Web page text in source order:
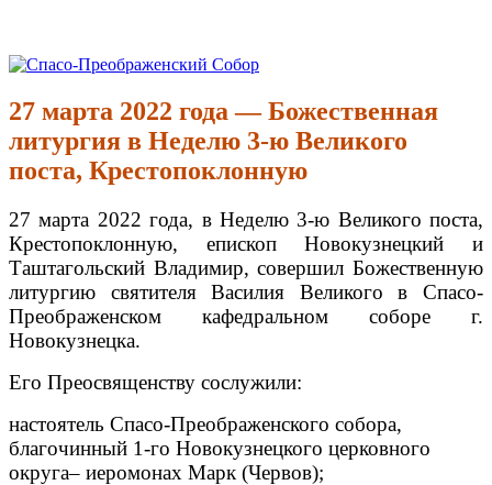
Перейти
содержимому
Спасо-Преображенский Собор
Спасо-Преображенский кафедральный Собор Новокузнецк
27 марта 2022 года — Божественная
литургия в Неделю 3-ю Великого
поста, Крестопоклонную
27 марта 2022 года, в Неделю 3-ю Великого поста,
Крестопоклонную, епископ Новокузнецкий и
Таштагольский Владимир, совершил Божественную
литургию святителя Василия Великого в Спасо-
Преображенском кафедральном соборе г.
Новокузнецка.
Его Преосвященству сослужили:
настоятель Спасо-Преображенского собора,
благочинный 1-го Новокузнецкого церковного
округа– иеромонах Марк (Червов);